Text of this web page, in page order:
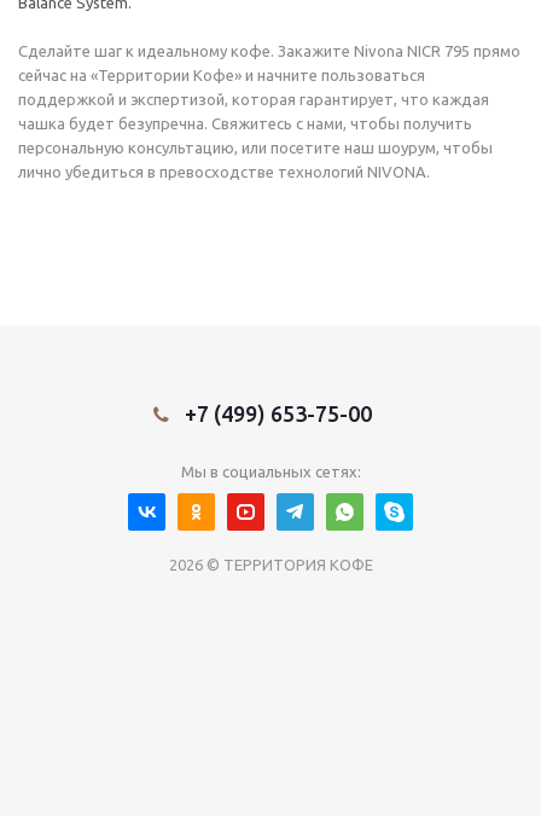
Сделайте шаг к идеальному кофе. Закажите Nivona NICR 795 прямо
сейчас на «Территории Кофе» и начните пользоваться
поддержкой и экспертизой, которая гарантирует, что каждая
чашка будет безупречна. Свяжитесь с нами, чтобы получить
персональную консультацию, или посетите наш шоурум, чтобы
лично убедиться в превосходстве технологий NIVONA.
+7 (499) 653-75-00
Мы в социальных сетях:
2026 © ТЕРРИТОРИЯ КОФЕ